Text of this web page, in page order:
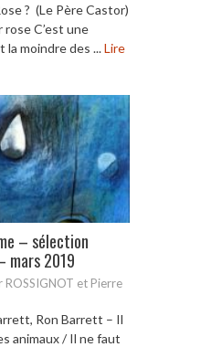
? (Le Père Castor)
rose C’est une
la moindre des ...Lire
– sélection
mars 2019
et Pierre
Ron Barrett – Il
animaux / Il ne faut